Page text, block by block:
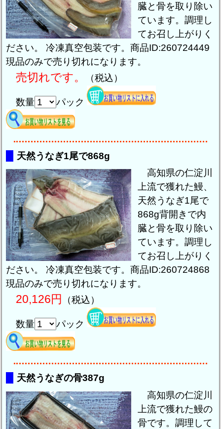
臓と骨を取り除い
ています。調理し
てお召し上がりく
ださい。 冷凍真空包装です。商品ID:260724449
現品のみで売り切れになります。
売切れです。 （税込）
数量 パック
天然うなぎ1尾で868g
高知県の仁淀川
上流で獲れた鰻、
天然うなぎ1尾で
868g背開きで内
臓と骨を取り除い
ています。調理し
てお召し上がりく
ださい。 冷凍真空包装です。商品ID:260724868
現品のみで売り切れになります。
20,126円 （税込）
数量 パック
天然うなぎの骨387g
高知県の仁淀川
上流で獲れた鰻の
骨です。調理して